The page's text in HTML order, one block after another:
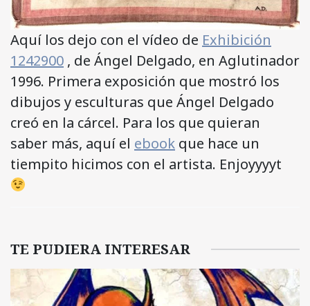
Aquí los dejo con el vídeo de Exhibición
1242900 , de Ángel Delgado, en Aglutinador
1996. Primera exposición que mostró los
dibujos y esculturas que Ángel Delgado
creó en la cárcel. Para los que quieran
saber más, aquí el ebook que hace un
tiempito hicimos con el artista. Enjoyyyyt
TE PUDIERA INTERESAR